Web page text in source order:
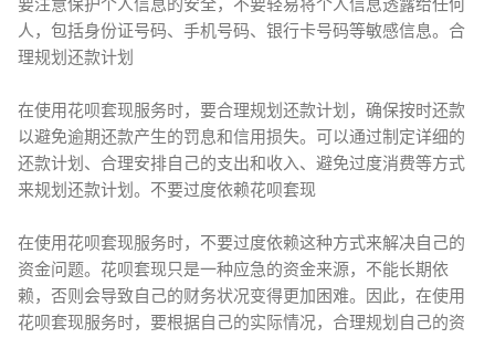
要注意保护个人信息的安全，不要轻易将个人信息透露给任何
人，包括身份证号码、手机号码、银行卡号码等敏感信息。合
理规划还款计划
在使用花呗套现服务时，要合理规划还款计划，确保按时还款
以避免逾期还款产生的罚息和信用损失。可以通过制定详细的
还款计划、合理安排自己的支出和收入、避免过度消费等方式
来规划还款计划。不要过度依赖花呗套现
在使用花呗套现服务时，不要过度依赖这种方式来解决自己的
资金问题。花呗套现只是一种应急的资金来源，不能长期依
赖，否则会导致自己的财务状况变得更加困难。因此，在使用
花呗套现服务时，要根据自己的实际情况，合理规划自己的资